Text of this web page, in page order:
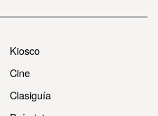
Kiosco
Cine
Clasiguía